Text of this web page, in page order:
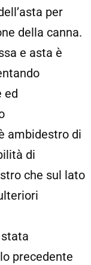
per
della canna.
e asta è
ed
ambidestro di
di
che sul lato
precedente